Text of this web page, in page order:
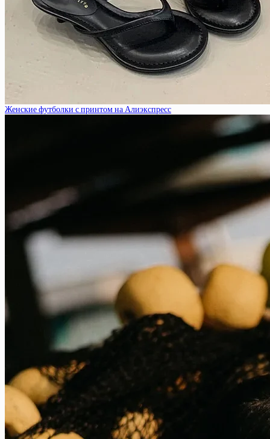
Женские футболки с принтом на Алиэкспресс